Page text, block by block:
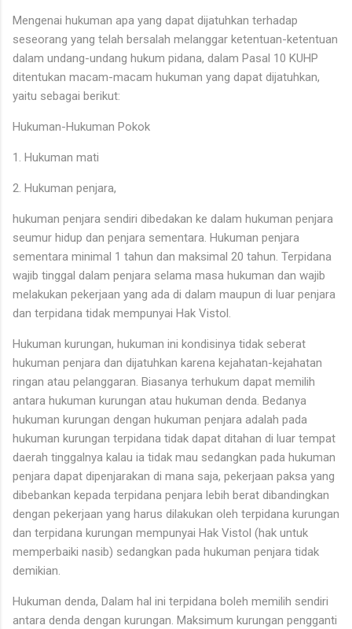
Mengenai hukuman apa yang dapat dijatuhkan terhadap
seseorang yang telah bersalah melanggar ketentuan-ketentuan
dalam undang-undang hukum pidana, dalam Pasal 10 KUHP
ditentukan macam-macam hukuman yang dapat dijatuhkan,
yaitu sebagai berikut:
Hukuman-Hukuman Pokok
1. Hukuman mati
2. Hukuman penjara,
hukuman penjara sendiri dibedakan ke dalam hukuman penjara
seumur hidup dan penjara sementara. Hukuman penjara
sementara minimal 1 tahun dan maksimal 20 tahun. Terpidana
wajib tinggal dalam penjara selama masa hukuman dan wajib
melakukan pekerjaan yang ada di dalam maupun di luar penjara
dan terpidana tidak mempunyai Hak Vistol.
Hukuman kurungan, hukuman ini kondisinya tidak seberat
hukuman penjara dan dijatuhkan karena kejahatan-kejahatan
ringan atau pelanggaran. Biasanya terhukum dapat memilih
antara hukuman kurungan atau hukuman denda. Bedanya
hukuman kurungan dengan hukuman penjara adalah pada
hukuman kurungan terpidana tidak dapat ditahan di luar tempat
daerah tinggalnya kalau ia tidak mau sedangkan pada hukuman
penjara dapat dipenjarakan di mana saja, pekerjaan paksa yang
dibebankan kepada terpidana penjara lebih berat dibandingkan
dengan pekerjaan yang harus dilakukan oleh terpidana kurungan
dan terpidana kurungan mempunyai Hak Vistol (hak untuk
memperbaiki nasib) sedangkan pada hukuman penjara tidak
demikian.
Hukuman denda, Dalam hal ini terpidana boleh memilih sendiri
antara denda dengan kurungan. Maksimum kurungan pengganti